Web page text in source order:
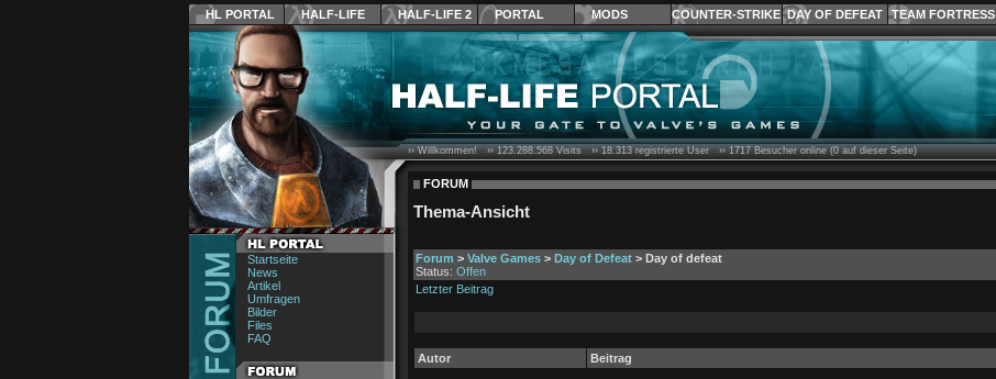
HL PORTAL HALF-LIFE HALF-LIFE 2 PORTAL MODS COUNTER-STRIKE DAY OF DEFEAT TEAM FORTRESS
Startseite
News
Artikel
Umfragen
Bilder
Files
FAQ
›› Willkommen! ››123.288.568Visits ››18.313registrierte User ››1717Besucher online (0 auf dieser Seite)
FORUM
Thema-Ansicht
Forum > Valve Games> Day of Defeat> Day of defeat
Status: Offen
Letzter Beitrag
Autor Beitrag